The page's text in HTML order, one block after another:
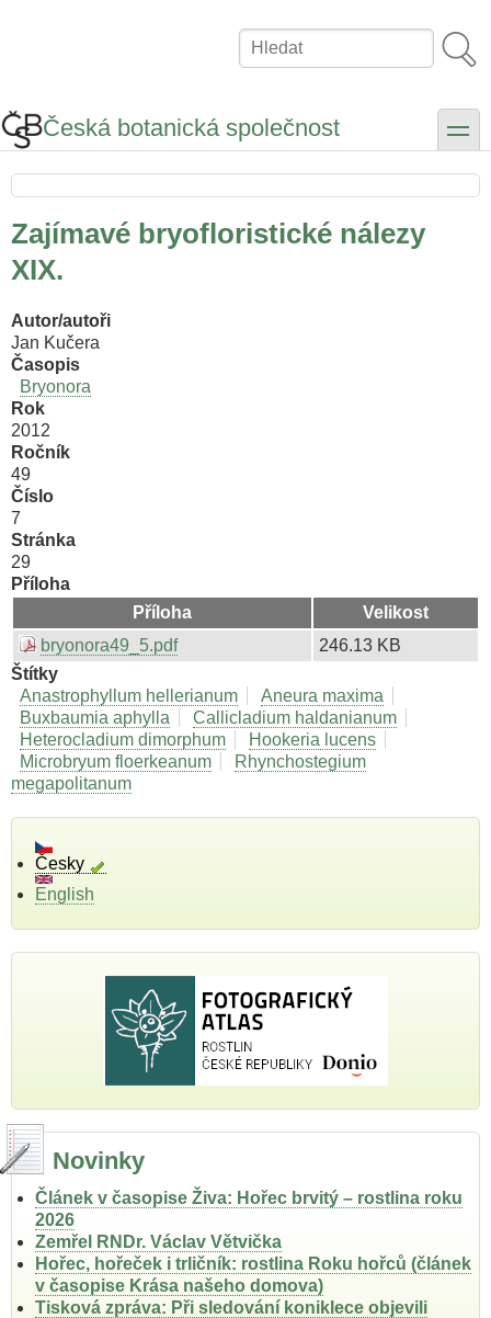
Hledat
Česká botanická společnost toggle
Zajímavé bryofloristické nálezy
XIX.
Autor/autoři
Jan Kučera
Časopis
Bryonora
Rok
2012
Ročník
49
Číslo
7
Stránka
29
Příloha
Příloha
Velikost
bryonora49_5.pdf
246.13 KB
Štítky
Anastrophyllum hellerianum
Aneura maxima
Buxbaumia aphylla
Callicladium haldanianum
Heterocladium dimorphum
Hookeria lucens
Microbryum floerkeanum
Rhynchostegium
megapolitanum
Česky
English
Novinky
Článek v časopise Živa: Hořec brvitý – rostlina roku
2026
Zemřel RNDr. Václav Větvička
Hořec, hořeček i trličník: rostlina Roku hořců (článek
v časopise Krása našeho domova)
Tisková zpráva: Při sledování koniklece objevili